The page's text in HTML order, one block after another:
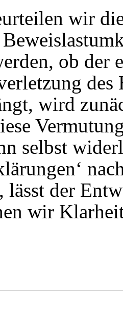
wir
ob der
des
wird
selbst
lässt der
wir